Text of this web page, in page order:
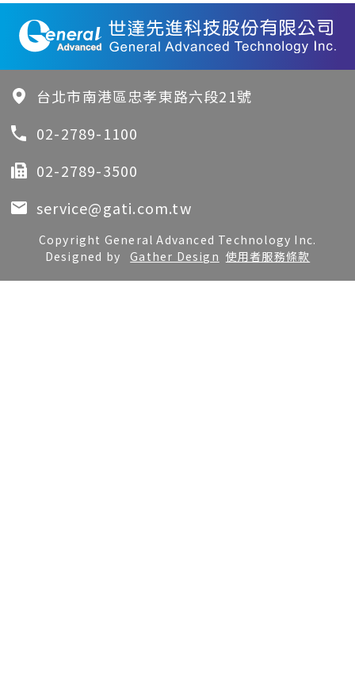
台北市南港區忠孝東路六段21號
02-2789-1100
02-2789-3500
service@gati.com.tw
Copyright General Advanced Technology Inc.
Designed by
Gather Design 使用者服務條款